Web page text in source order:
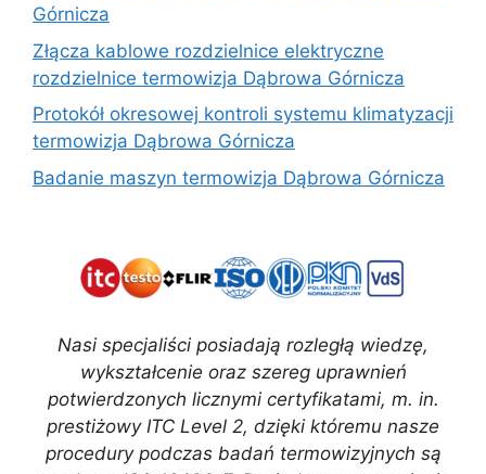
Górnicza
Złącza kablowe rozdzielnice elektryczne
rozdzielnice termowizja Dąbrowa Górnicza
Protokół okresowej kontroli systemu klimatyzacji
termowizja Dąbrowa Górnicza
Badanie maszyn termowizja Dąbrowa Górnicza
Nasi specjaliści posiadają rozległą wiedzę,
wykształcenie oraz szereg uprawnień
potwierdzonych licznymi certyfikatami, m. in.
prestiżowy ITC Level 2, dzięki któremu nasze
procedury podczas badań termowizyjnych są